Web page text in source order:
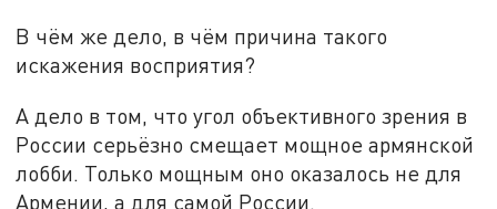
В чём же дело, в чём причина такого
искажения восприятия?
А дело в том, что угол объективного зрения в
России серьёзно смещает мощное армянской
лобби. Только мощным оно оказалось не для
Армении, а для самой России.